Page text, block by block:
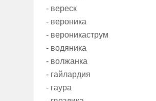
- вереск
- вероника
- вероникаструм
- водяника
- волжанка
- гайлардия
- гаура